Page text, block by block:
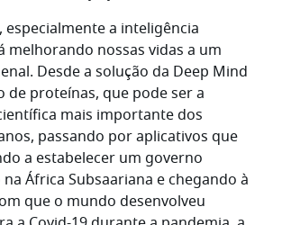
especialmente a inteligência
melhorando nossas vidas a um
Desde a solução da Deep Mind
de proteínas, que pode ser a
mais importante dos
passando por aplicativos que
a estabelecer um governo
África Subsaariana e chegando à
que o mundo desenvolveu